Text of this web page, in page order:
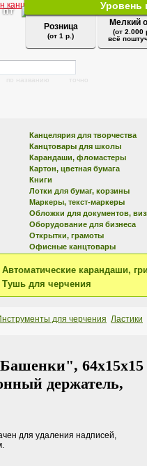
Уровень
Розница
(от 1 р.)
Мелкий
(от 2.000
всё
пт
Канцелярия для творчества
Канцтовары для школы
Карандаши, фломастеры
Картон, цветная бумага
Книги
Лотки для бумаг, корзины
Маркеры, текст-маркеры
Обложки для документов,
Оборудование для бизнеса
Открытки, грамоты
Офисные канцтовары
Автоматические карандаши,
Тушь для черчения
для черчения Ластики
64х15х15
держатель,
для удаления надписей,